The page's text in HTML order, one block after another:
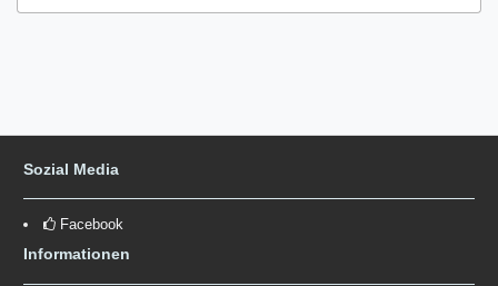
Sozial Media
Facebook
Informationen